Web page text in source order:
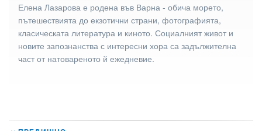
Елена Лазарова е родена във Варна - обича морето,
пътешествията до екзотични страни, фотографията,
класическата литература и киното. Социалният живот и
новите запознанства с интересни хора са задължителна
част от натовареното й ежедневие.